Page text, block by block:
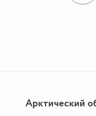
Арктический